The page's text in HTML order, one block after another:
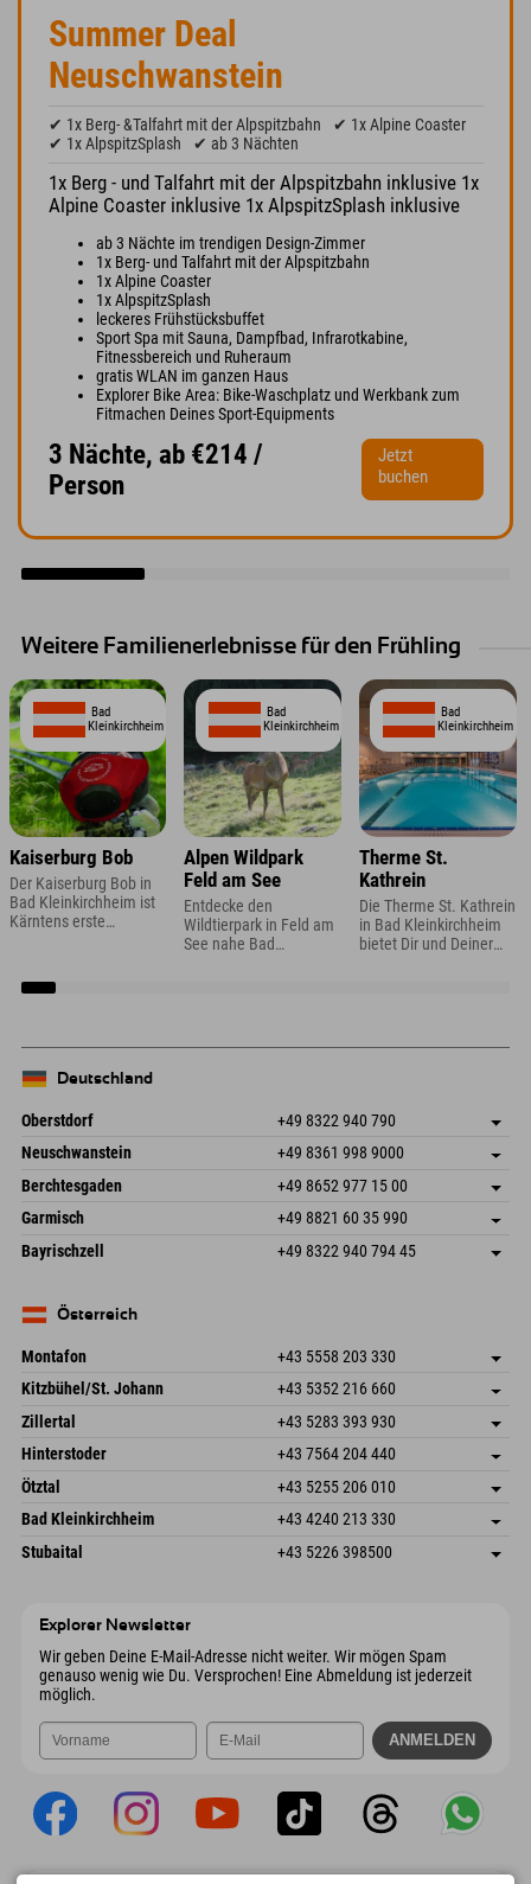
Summer Deal
Neuschwanstein
✔ 1x Berg- &Talfahrt mit der Alpspitzbahn
✔ 1x Alpine Coaster
✔ 1x AlpspitzSplash
✔ ab 3 Nächten
1x Berg - und Talfahrt mit der Alpspitzbahn inklusive 1x
Alpine Coaster inklusive 1x AlpspitzSplash inklusive
ab 3 Nächte im trendigen Design-Zimmer
1x Berg- und Talfahrt mit der Alpspitzbahn
1x Alpine Coaster
1x AlpspitzSplash
leckeres Frühstücksbuffet
Sport Spa mit Sauna, Dampfbad, Infrarotkabine,
Fitnessbereich und Ruheraum
gratis WLAN im ganzen Haus
Explorer Bike Area: Bike-Waschplatz und Werkbank zum
Fitmachen Deines Sport-Equipments
3 Nächte, ab €214 /
Person
Jetzt
buchen
Weitere Familienerlebnisse für den Frühling
Bad
Kleinkirchheim
Kaiserburg Bob
Der Kaiserburg Bob in
Bad Kleinkirchheim ist
Kärntens erste
Kaiserburgbahn. Auf
1,4 km geht es das
Bad
Kleinkirchheim
Alpen Wildpark
Feld am See
Entdecke den
Wildtierpark in Feld am
See nahe Bad
Bad
Kleinkirchheim
Therme St.
Kathrein
Die Therme St. Kathrein
in Bad Kleinkirchheim
bietet Dir und Deiner
Deutschland
Oberstdorf +49 8322 940 790
An der Breitach 3
Deutschland
Adresse speichern
Buchen
Neuschwanstein +49 8361 998 9000
An der Riese 45
87484 Nesselwang im Allgäu
Deutschland
Adresse speichern
Anreiseinfos
Buchen
Berchtesgaden +49 8652 977 15 00
Hofreitstr. 7
Deutschland
Adresse speichern
Buchen
Garmisch +49 8821 60 35 990
Frickenstraße 22
82490 Farchant
Adresse speichern
Anreiseinfos
Bayrischzell +49 8322 940 794 45
Deutschland
Österreich
Montafon +43 5558 203 330
Dorfstr. 127b
6793 Gaschurn/Montafon
Österreich
Adresse speichern
Buchen
Kitzbühel/St. Johann +43 5352 216 660
Speckbacherstraße 87
6380 St. Johann in Tirol
Österreich
Adresse speichern
Anreiseinfos
Buchen
Zillertal +43 5283 393 930
Schmiedau 2
Österreich
Adresse speichern
Buchen
Hinterstoder +43 7564 204 440
Freizeitpark 10
4573 Hinterstoder
Österreich
Adresse speichern
Anreiseinfos
Buchen
Ötztal +43 5255 206 010
Gscheat 14
Österreich
Adresse speichern
Buchen
Bad Kleinkirchheim +43 4240 213 330
Dorfstraße 24
9546 Bad Kleinkirchheim
Adresse speichern
Anreiseinfos
Stubaital +43 5226 398500
Explorer Newsletter
Wir geben Deine E-Mail-Adresse nicht weiter. Wir mögen Spam
genauso wenig wie Du. Versprochen! Eine Abmeldung ist jederzeit
möglich.